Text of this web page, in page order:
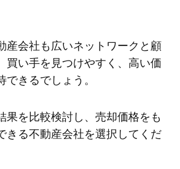
産会社も広いネットワークと顧
買い手を見つけやすく、高い価
きるでしょう。
果を比較検討し、売却価格をも
きる不動産会社を選択してくだ